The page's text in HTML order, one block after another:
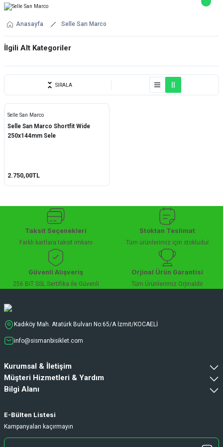
Anasayfa Selle San Marco
İlgili Alt Kategoriler
YEDEK PARÇA
SIRALA
Selle San Marco
Selle San Marco Shortfit Wide
250x144mm Sele
2.750,00TL
Taksit Seçenekleri
Farklı kartlara taksit imkanı
Stoktan Teslimat
Tüm ürünlerimiz için stokludur
Güvenli Alışveriş
256 BIT SSL Sertifika ile Güvenli
Orjinal Ürün Garantisi
Tüm Ürünlerimiz Orjinaldir
Kadıköy Mah. Atatürk Bulvarı No:65/A İzmit/KOCAELİ
info@sismanbisiklet.com
Kurumsal & İletişim
Müşteri Hizmetleri & Yardım
Bilgi Alanı
E-Bülten Listesi
Kampanyaları kaçırmayın